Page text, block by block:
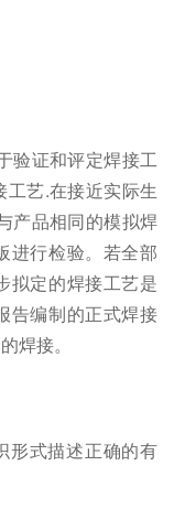
验证和评定焊接工
艺.在接近实际生
产品相同的模拟焊
进行检验。若全部
拟定的焊接工艺是
告编制的正式焊接
焊接。
形式描述正确的有